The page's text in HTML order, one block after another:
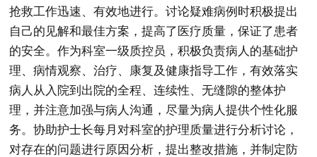
抢救工作迅速、有效地进行。讨论疑难病例时积极提出
自己的见解和最佳方案，提高了医疗质量，保证了患者
的安全。作为科室一级质控员，积极负责病人的基础护
理、病情观察、治疗、康复及健康指导工作，有效落实
病人从入院到出院的全程、连续性、无缝隙的整体护
理，并注意加强与病人沟通，尽量为病人提供个性化服
务。协助护士长每月对科室的护理质量进行分析讨论，
对存在的问题进行原因分析，提出整改措施，并制定防